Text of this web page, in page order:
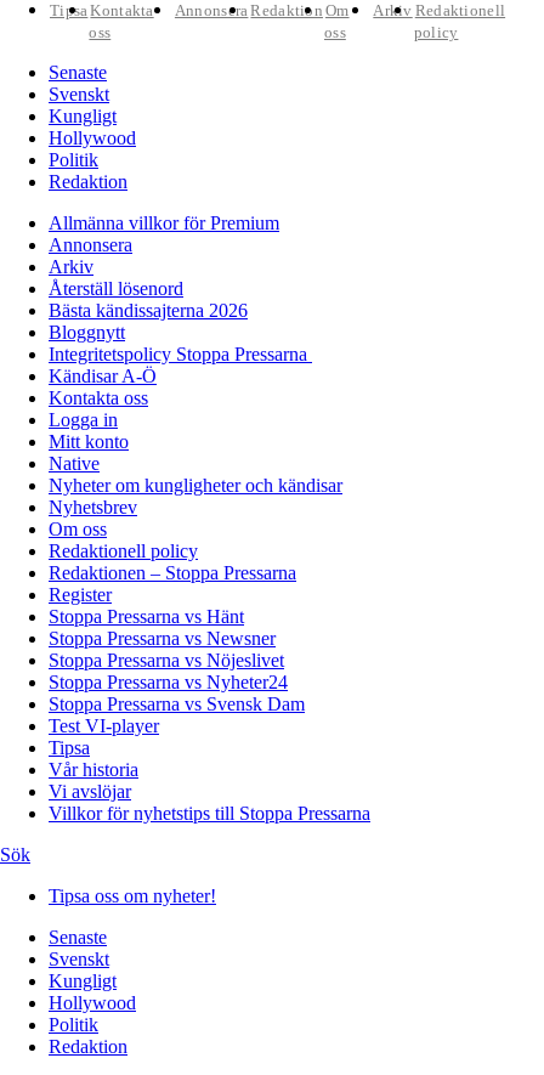
TipsaKontakta
oss
AnnonseraRedaktion Om
oss
Arkiv Redaktionell
policy
Senaste
Svenskt
Kungligt
Hollywood
Politik
Redaktion
Allmänna villkor för Premium
Annonsera
Arkiv
Återställ lösenord
Bästa kändissajterna 2026
Bloggnytt
Integritetspolicy Stoppa Pressarna
Kändisar A-Ö
Kontakta oss
Logga in
Mitt konto
Native
Nyheter om kungligheter och kändisar
Nyhetsbrev
Om oss
Redaktionell policy
Redaktionen – Stoppa Pressarna
Register
Stoppa Pressarna vs Hänt
Stoppa Pressarna vs Newsner
Stoppa Pressarna vs Nöjeslivet
Stoppa Pressarna vs Nyheter24
Stoppa Pressarna vs Svensk Dam
Test VI-player
Tipsa
Vår historia
Vi avslöjar
Villkor för nyhetstips till Stoppa Pressarna
Sök
Tipsa oss om nyheter!
Senaste
Svenskt
Kungligt
Hollywood
Politik
Redaktion